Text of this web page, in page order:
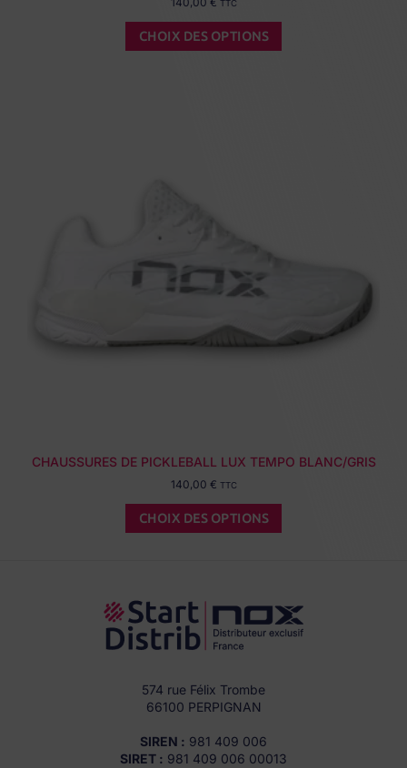
TTC
CHOIX DES OPTIONS
CHAUSSURES DE PICKLEBALL LUX TEMPO BLANC/GRIS
140,00 € TTC
CHOIX DES OPTIONS
574 rue Félix Trombe
66100 PERPIGNAN
SIREN : 981 409 006
SIRET : 981 409 006 00013